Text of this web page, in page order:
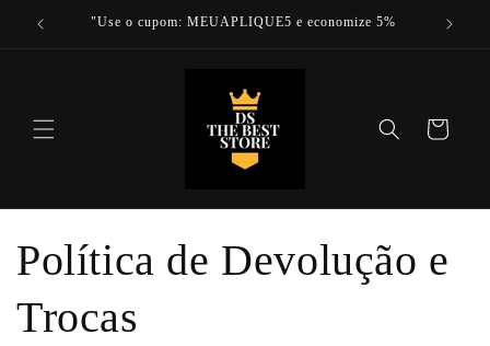
para o
"Use o cupom: MEUAPLIQUE5 e economize 5%
Carrinho
Política de Devolução e
Trocas